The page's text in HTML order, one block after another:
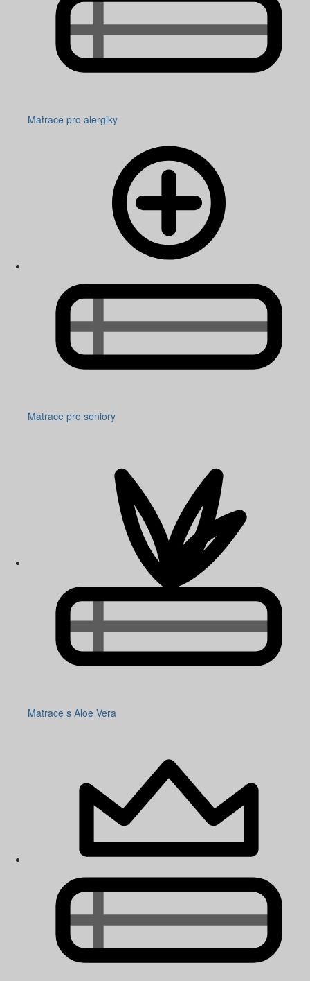
Matrace pro alergiky
Matrace pro seniory
Matrace s Aloe Vera